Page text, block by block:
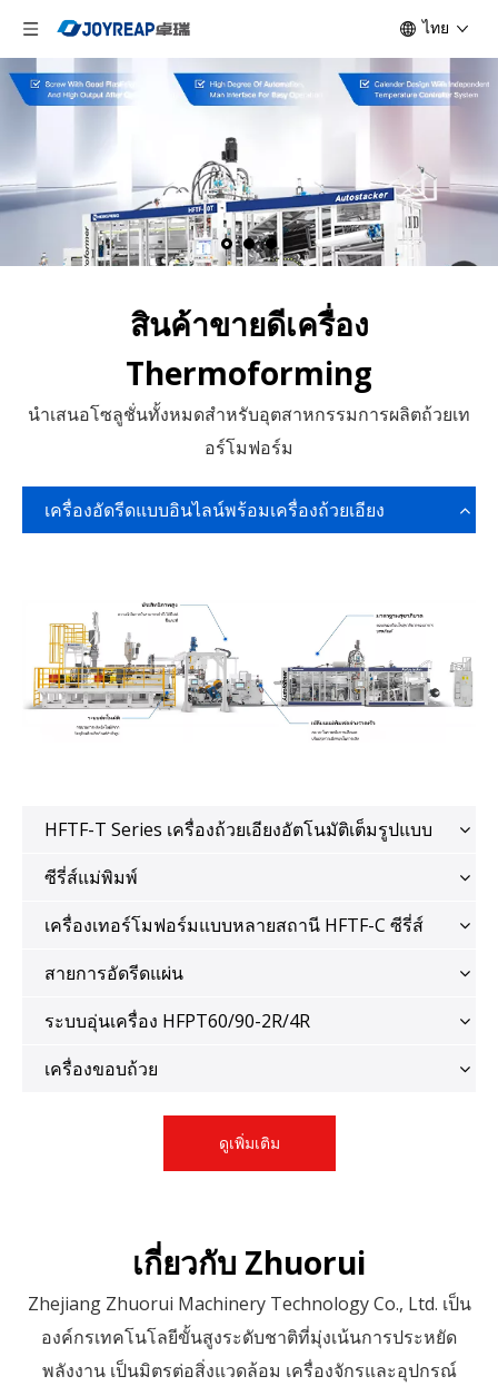
ไทย
สินค้าขายดีเครื่อง
Thermoforming
นำเสนอโซลูชั่นทั้งหมดสำหรับอุตสาหกรรมการผลิตถ้วยเท
อร์โมฟอร์ม
เครื่องอัดรีดแบบอินไลน์พร้อมเครื่องถ้วยเอียง
HFTF-T Series เครื่องถ้วยเอียงอัตโนมัติเต็มรูปแบบ
ซีรี่ส์แม่พิมพ์
เครื่องเทอร์โมฟอร์มแบบหลายสถานี HFTF-C ซีรี่ส์
สายการอัดรีดแผ่น
ระบบอุ่นเครื่อง HFPT60/90-2R/4R
เครื่องขอบถ้วย
ดูเพิ่มเติม
เกี่ยวกับ Zhuorui
Zhejiang Zhuorui Machinery Technology Co., Ltd. เป็น
องค์กรเทคโนโลยีขั้นสูงระดับชาติที่มุ่งเน้นการประหยัด
พลังงาน เป็นมิตรต่อสิ่งแวดล้อม เครื่องจักรและอุปกรณ์